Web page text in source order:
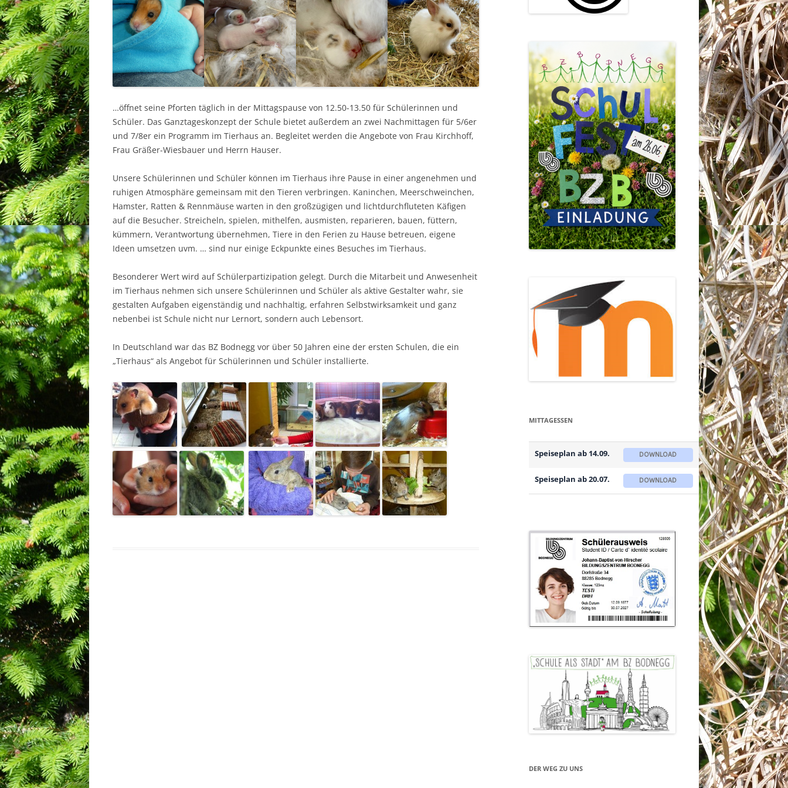
…öffnet seine Pforten täglich in der Mittagspause von 12.50-13.50 für Schülerinnen und
Schüler. Das Ganztageskonzept der Schule bietet außerdem an zwei Nachmittagen für 5/6er
und 7/8er ein Programm im Tierhaus an. Begleitet werden die Angebote von Frau Kirchhoff,
Frau Gräßer-Wiesbauer und Herrn Hauser.
Unsere Schülerinnen und Schüler können im Tierhaus ihre Pause in einer angenehmen und
ruhigen Atmosphäre gemeinsam mit den Tieren verbringen. Kaninchen, Meerschweinchen,
Hamster, Ratten & Rennmäuse warten in den großzügigen und lichtdurchfluteten Käfigen
auf die Besucher. Streicheln, spielen, mithelfen, ausmisten, reparieren, bauen, füttern,
kümmern, Verantwortung übernehmen, Tiere in den Ferien zu Hause betreuen, eigene
Ideen umsetzen uvm. … sind nur einige Eckpunkte eines Besuches im Tierhaus.
Besonderer Wert wird auf Schülerpartizipation gelegt. Durch die Mitarbeit und Anwesenheit
im Tierhaus nehmen sich unsere Schülerinnen und Schüler als aktive Gestalter wahr, sie
gestalten Aufgaben eigenständig und nachhaltig, erfahren Selbstwirksamkeit und ganz
nebenbei ist Schule nicht nur Lernort, sondern auch Lebensort.
In Deutschland war das BZ Bodnegg vor über 50 Jahren eine der ersten Schulen, die ein
„Tierhaus“ als Angebot für Schülerinnen und Schüler installierte.
MITTAGESSEN
Speiseplan ab 14.09. DOWNLOAD
Speiseplan ab 20.07. DOWNLOAD
DER WEG ZU UNS